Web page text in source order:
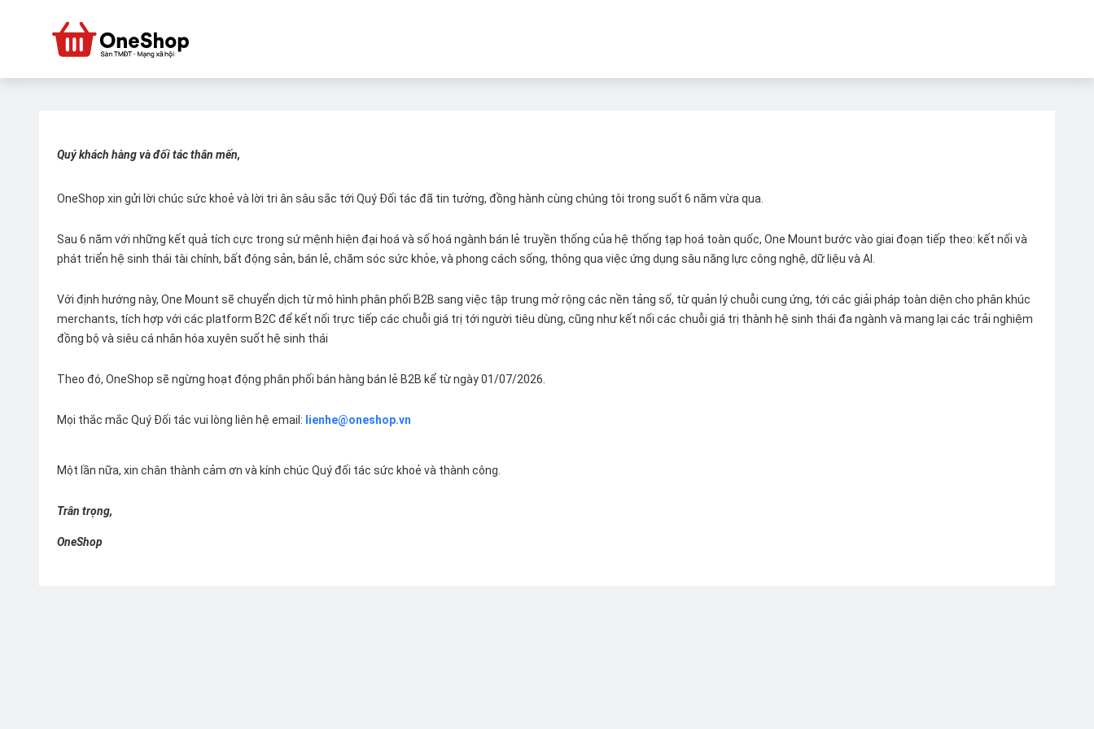
Quý khách hàng và đối tác thân mến,
OneShop xin gửi lời chúc sức khoẻ và lời tri ân sâu sắc tới Quý Đối tác đã tin tưởng, đồng hành cùng chúng tôi trong suốt 6 năm vừa qua.
Sau 6 năm với những kết quả tích cực trong sứ mệnh hiện đại hoá và số hoá ngành bán lẻ truyền thống của hệ thống tạp hoá toàn quốc, One Mount bước vào giai đoạn tiếp theo: kết nối và
phát triển hệ sinh thái tài chính, bất động sản, bán lẻ, chăm sóc sức khỏe, và phong cách sống, thông qua việc ứng dụng sâu năng lực công nghệ, dữ liệu và AI.
Với định hướng này, One Mount sẽ chuyển dịch từ mô hình phân phối B2B sang việc tập trung mở rộng các nền tảng số, từ quản lý chuỗi cung ứng, tới các giải pháp toàn diện cho phân khúc
merchants, tích hợp với các platform B2C để kết nối trực tiếp các chuỗi giá trị tới người tiêu dùng, cũng như kết nối các chuỗi giá trị thành hệ sinh thái đa ngành và mang lại các trải nghiệm
đồng bộ và siêu cá nhân hóa xuyên suốt hệ sinh thái
Theo đó, OneShop sẽ ngừng hoạt động phân phối bán hàng bán lẻ B2B kể từ ngày 01/07/2026.
Mọi thắc mắc Quý Đối tác vui lòng liên hệ email: lienhe@oneshop.vn
Một lần nữa, xin chân thành cảm ơn và kính chúc Quý đối tác sức khoẻ và thành công.
Trân trọng,
OneShop